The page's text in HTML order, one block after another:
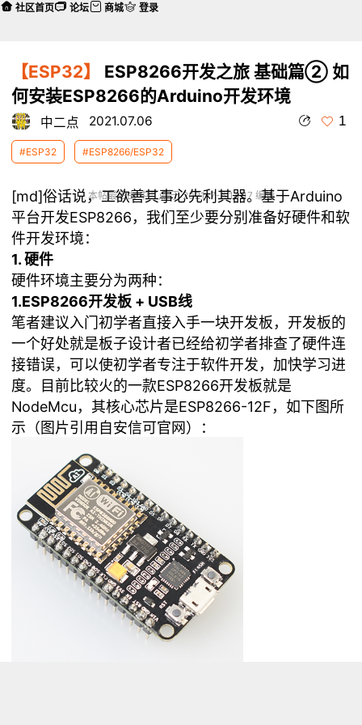
【ESP32】
ESP8266开发之旅 基础篇② 如
何安装ESP8266的Arduino开发环境
中二点 2021.07.06 1
#ESP32 #ESP8266/ESP32
本帖最后由 中二点 于 2021-7-6 14:17 编辑
[md]俗话说，工欲善其事必先利其器。基于Arduino
平台开发ESP8266，我们至少要分别准备好硬件和软
件开发环境：
1. 硬件
硬件环境主要分为两种：
1.ESP8266开发板 + USB线
笔者建议入门初学者直接入手一块开发板，开发板的
一个好处就是板子设计者已经给初学者排查了硬件连
接错误，可以使初学者专注于软件开发，加快学习进
度。目前比较火的一款ESP8266开发板就是
NodeMcu，其核心芯片是ESP8266-12F，如下图所
示（图片引用自安信可官网）：
社区首页 论坛 商城 登录